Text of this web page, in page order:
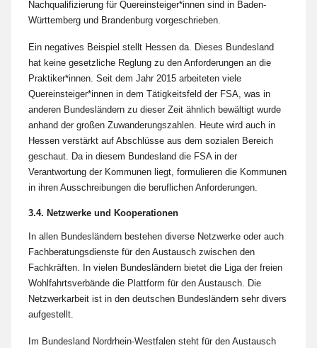
Nachqualifizierung für Quereinsteiger*innen sind in Baden-
Württemberg und Brandenburg vorgeschrieben.
Ein negatives Beispiel stellt Hessen da. Dieses Bundesland
hat keine gesetzliche Reglung zu den Anforderungen an die
Praktiker*innen. Seit dem Jahr 2015 arbeiteten viele
Quereinsteiger*innen in dem Tätigkeitsfeld der FSA, was in
anderen Bundesländern zu dieser Zeit ähnlich bewältigt wurde
anhand der großen Zuwanderungszahlen. Heute wird auch in
Hessen verstärkt auf Abschlüsse aus dem sozialen Bereich
geschaut. Da in diesem Bundesland die FSA in der
Verantwortung der Kommunen liegt, formulieren die Kommunen
in ihren Ausschreibungen die beruflichen Anforderungen.
3.4. Netzwerke und Kooperationen
In allen Bundesländern bestehen diverse Netzwerke oder auch
Fachberatungsdienste für den Austausch zwischen den
Fachkräften. In vielen Bundesländern bietet die Liga der freien
Wohlfahrtsverbände die Plattform für den Austausch. Die
Netzwerkarbeit ist in den deutschen Bundesländern sehr divers
aufgestellt.
Im Bundesland Nordrhein-Westfalen steht für den Austausch